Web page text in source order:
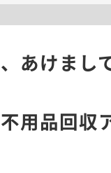
あけまし
不用品回収